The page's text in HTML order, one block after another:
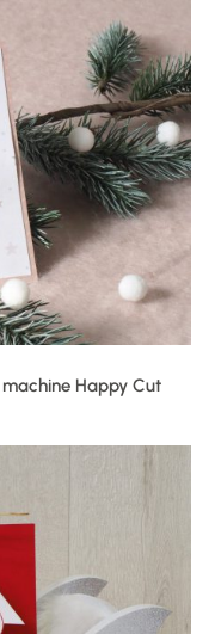
machine Happy Cut